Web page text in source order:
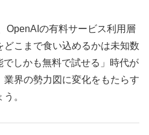
OpenAIの有料サービス利用層
こまで食い込めるかは未知数
しかも無料で試せる」時代が
界の勢力図に変化をもたらす
。